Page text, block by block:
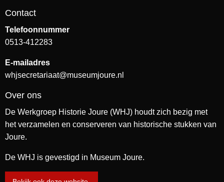
Contact
Telefoonnummer
0513-412283
E-mailadres
whjsecretariaat@museumjoure.nl
Over ons
De Werkgroep Historie Joure (WHJ) houdt zich bezig met
het verzamelen en conserveren van historische stukken van
Joure.
De WHJ is gevestigd in Museum Joure.